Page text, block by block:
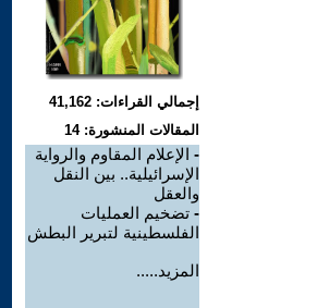
إجمالي القراءات: 41,162
المقالات المنشورة: 14
- الإعلام المقاوم والرواية
الإسرائيلية.. بين النقل
والعقل
- تضخيم العمليات
الفلسطينية لتبرير البطش
المزيد.....